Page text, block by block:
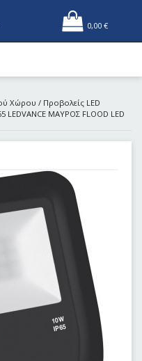
0,00 €
Χώρου / Προβολείς LED
LEDVANCE ΜΑΥΡΟΣ FLOOD LED